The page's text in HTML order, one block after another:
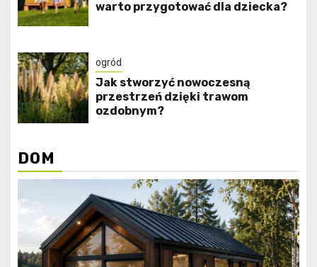
warto przygotować dla dziecka?
ogród
Jak stworzyć nowoczesną
przestrzeń dzięki trawom
ozdobnym?
DOM